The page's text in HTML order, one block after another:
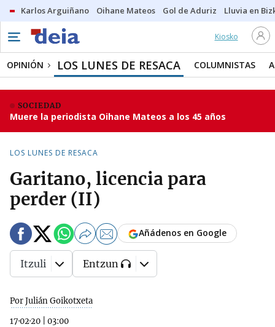
Karlos Arguiñano Oihane Mateos Gol de Aduriz Lluvia en
Kiosko
OPINIÓN LOS LUNES DE RESACA COLUMNISTAS
SOCIEDAD
Muere la periodista Oihane Mateos a los 45 años
LOS LUNES DE RESACA
Garitano, licencia para
perder (II)
Por Julián Goikotxeta
17·02·20
03:00
Añádenos en Google
Itzuli Entzun